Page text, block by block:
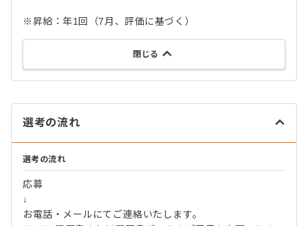
※昇給：年1回（7月、評価に基づく）
閉じる
選考の流れ
選考の流れ
応募
↓
お電話・メールにてご連絡いたします。